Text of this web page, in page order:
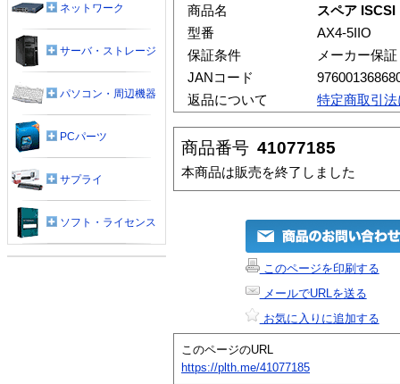
商品名
スペア
型番
AX4-5IIO
保証条件
メーカー保証
JANコード
返品について
特定商取引
商品番号 41077185
本商品は販売を終了しました
このページを印刷する
メールでURLを送る
お気に入りに追加する
このページのURL
https://plth.me/41077185
ネットワーク
サーバ・ストレージ
パソコン・周辺機器
PCパーツ
サプライ
ソフト・ライセンス